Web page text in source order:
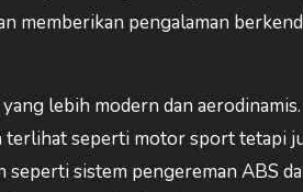
memberikan pengalaman
lebih modern dan
seperti motor sport tetapi
sistem pengereman ABS